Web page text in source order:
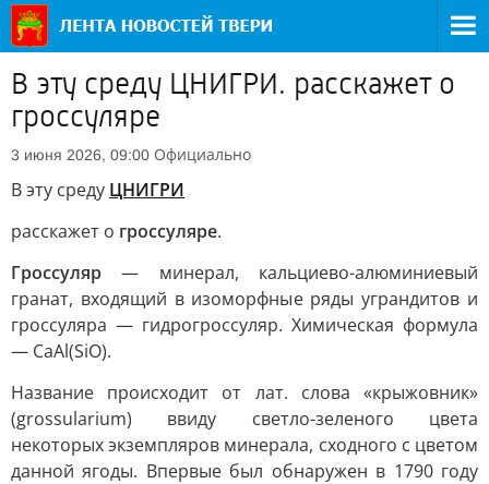
В эту среду ЦНИГРИ. расскажет о
гроссуляре
3 июня 2026, 09:00 Официально
В эту среду ЦНИГРИ
расскажет о гроссуляре.
Гроссуляр — минерал, кальциево-алюминиевый
гранат, входящий в изоморфные ряды уграндитов и
гроссуляра — гидрогроссуляр. Химическая формула
— CaAl(SiO).
Название происходит от лат. слова «крыжовник»
(grossularium) ввиду светло-зеленого цвета
некоторых экземпляров минерала, сходного с цветом
данной ягоды. Впервые был обнаружен в 1790 году